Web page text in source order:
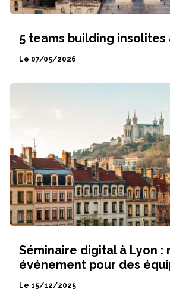
5 teams building
Le 07/05/2026
Séminaire digital à Lyon :
événement pour des
Le 15/12/2025